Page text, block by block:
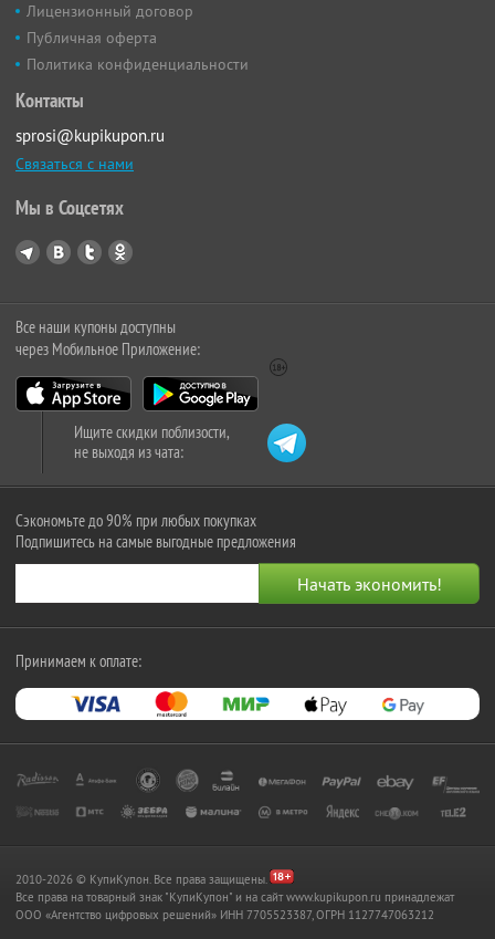
Лицензионный договор
Публичная оферта
Политика конфиденциальности
Контакты
sprosi@kupikupon.ru
Связаться с нами
Мы в Соцсетях
Все наши купоны доступны
через Мобильное Приложение:
Ищите скидки поблизости,
не выходя из чата:
Сэкономьте до 90% при любых покупках
Подпишитесь на самые выгодные предложения
Принимаем к оплате:
2010-2026 © КупиКупон. Все права защищены.
Все права на товарный знак "КупиКупон" и на сайт www.kupikupon.ru принадлежат
OOO «Агентство цифровых решений» ИНН 7705523387, ОГРН 1127747063212